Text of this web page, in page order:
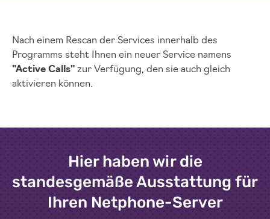
Nach einem Rescan der Services innerhalb des
Programms steht Ihnen ein neuer Service namens
"Active Calls" zur Verfügung, den sie auch gleich
aktivieren können.
Hier haben wir die
standesgemäße Ausstattung für
Ihren Netphone-Server